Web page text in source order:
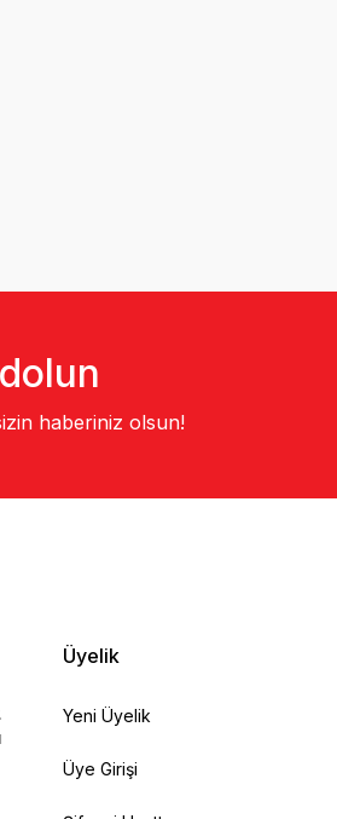
haberiniz olsun!
Üyelik
Yeni Üyelik
Üye Girişi